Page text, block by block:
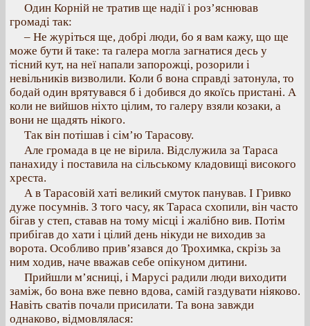
Один Корній не тратив ще надії і роз’яснював
громаді так:
– Не журіться ще, добрі люди, бо я вам кажу, що ще
може бути й таке: та галера могла загнатися десь у
тісний кут, на неї напали запорожці, розорили і
невільників визволили. Коли б вона справді затонула, то
бодай один врятувався б і добився до якоїсь пристані. А
коли не вийшов ніхто цілим, то галеру взяли козаки, а
вони не щадять нікого.
Так він потішав і сім’ю Тарасову.
Але громада в це не вірила. Відслужила за Тараса
панахиду і поставила на сільському кладовищі високого
хреста.
А в Тарасовій хаті великий смуток панував. І Гривко
дуже посумнів. З того часу, як Тараса схопили, він часто
бігав у степ, ставав на тому місці і жалібно вив. Потім
прибігав до хати і цілий день нікуди не виходив за
ворота. Особливо прив’язався до Трохимка, скрізь за
ним ходив, наче вважав себе опікуном дитини.
Прийшли м’ясниці, і Марусі радили люди виходити
заміж, бо вона вже певно вдова, самій газдувати ніяково.
Навіть сватів почали присилати. Та вона завжди
однаково, відмовлялася: